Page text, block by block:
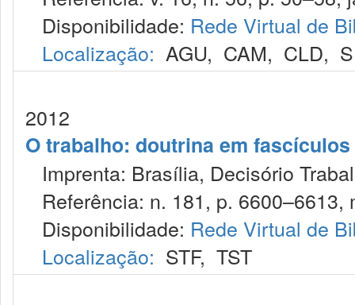
Disponibilidade: Rede Virtual de
Localização: AGU, CAM, CLD,
2012
O trabalho: doutrina em
Imprenta: Brasília, Decisório
Referência: n. 181, p. 6600–6613,
Disponibilidade: Rede Virtual de
Localização: STF, TST